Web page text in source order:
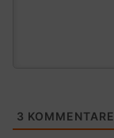
3 KOMMENTARE